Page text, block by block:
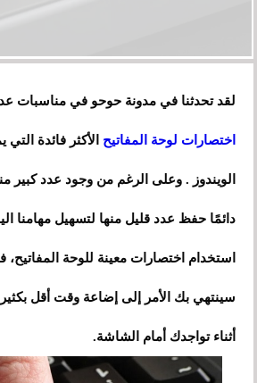
لقد تحدثنا في مدونة حوحو في مناسبات
اختصارات لوحة المفاتيح الأكثر فائدة
الويندوز . وعلى الرغم من وجود عدد كبير
دائمًا حفظ عدد قليل منها لتسهيل مهامنا
استخدام اختصارات معينة للوحة
سينتهي بك الأمر إلى إضاعة وقت أقل
أثناء تواجدك أمام الشاشة.